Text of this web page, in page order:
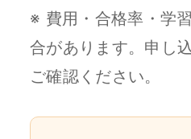
※ 費用・合格率・学
合があります。申し
ご確認ください。